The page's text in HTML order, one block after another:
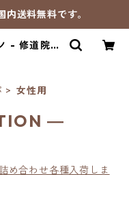
送料無料です。
- 修道院製
女性用
―
め合わせ各種入荷しま